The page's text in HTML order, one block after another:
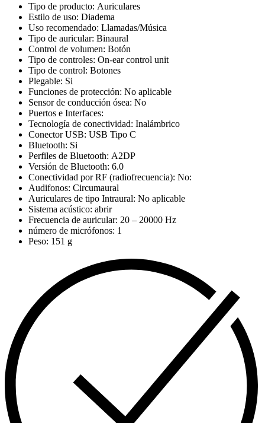
Tipo de producto: Auriculares
Estilo de uso: Diadema
Uso recomendado: Llamadas/Música
Tipo de auricular: Binaural
Control de volumen: Botón
Tipo de controles: On-ear control unit
Tipo de control: Botones
Plegable: Si
Funciones de protección: No aplicable
Sensor de conducción ósea: No
Puertos e Interfaces:
Tecnología de conectividad: Inalámbrico
Conector USB: USB Tipo C
Bluetooth: Si
Perfiles de Bluetooth: A2DP
Versión de Bluetooth: 6.0
Conectividad por RF (radiofrecuencia): No:
Audifonos: Circumaural
Auriculares de tipo Intraural: No aplicable
Sistema acústico: abrir
Frecuencia de auricular: 20 – 20000 Hz
número de micrófonos: 1
Peso: 151 g